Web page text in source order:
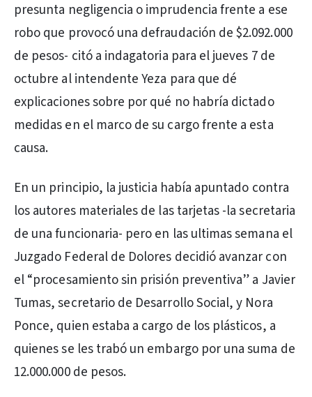
presunta negligencia o imprudencia frente a ese
robo que provocó una defraudación de $2.092.000
de pesos- citó a indagatoria para el jueves 7 de
octubre al intendente Yeza para que dé
explicaciones sobre por qué no habría dictado
medidas en el marco de su cargo frente a esta
causa.
En un principio, la justicia había apuntado contra
los autores materiales de las tarjetas -la secretaria
de una funcionaria- pero en las ultimas semana el
Juzgado Federal de Dolores decidió avanzar con
el “procesamiento sin prisión preventiva” a Javier
Tumas, secretario de Desarrollo Social, y Nora
Ponce, quien estaba a cargo de los plásticos, a
quienes se les trabó un embargo por una suma de
12.000.000 de pesos.